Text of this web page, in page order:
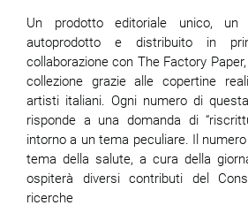
Un prodotto editoriale unico, un
autoprodotto e distribuito in
collaborazione con The Factory
collezione grazie alle copertine
artisti italiani. Ogni numero di
risponde a una domanda di
intorno a un tema peculiare. Il
tema della salute, a cura della
ospiterà diversi contributi del
ricerche